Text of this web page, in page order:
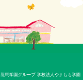
龍馬学園グループ 学校法人やまもも学園